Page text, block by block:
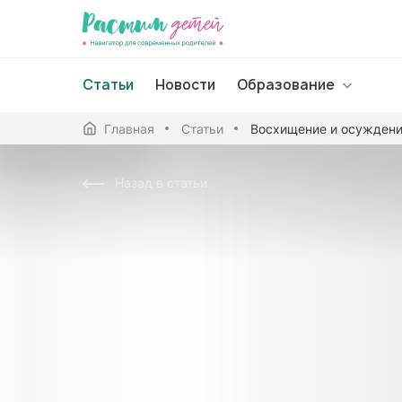
Статьи Новости Образование
Главная Статьи
Назад в статьи